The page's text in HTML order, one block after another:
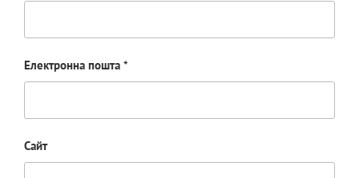
Електронна пошта *
Сайт